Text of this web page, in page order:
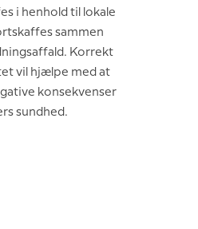
i henhold til lokale
sammen
Korrekt
vil hjælpe med at
konsekvenser
sundhed.